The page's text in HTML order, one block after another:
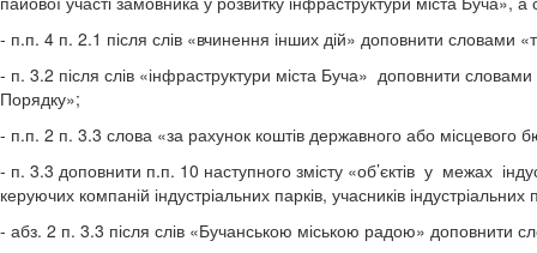
- п.п. 4 п. 2.1 після слів «вчинення інших дій» доповнити
- п. 3.2 після слів «інфраструктури міста Буча» доповнити
Порядку»;
- п.п. 2 п. 3.3 слова «за рахунок коштів державного або місцевого
- п. 3.3 доповнити п.п. 10 наступного змісту «об’єктів у межах
керуючих компаній індустріальних парків, учасників індустріальних
- абз. 2 п. 3.3 після слів «Бучанською міською радою» доповнити